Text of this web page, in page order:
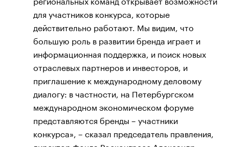
для участников конкурса, которые
действительно работают. Мы видим, что
большую роль в развитии бренда играет и
информационная поддержка, и поиск новых
отраслевых партнеров и инвесторов, и
приглашение к международному деловому
диалогу: в частности, на Петербургском
международном экономическом форуме
представляются бренды – участники
конкурса», – сказал председатель правления,